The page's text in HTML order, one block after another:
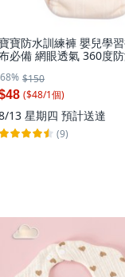
寶防水訓練褲 嬰兒學
必備 網眼透氣 360度防
22kg), 1個, 素面-白色
重16-22kg, 白色
68% $150
($48/1個)
13 星期四 預計送達
(9)